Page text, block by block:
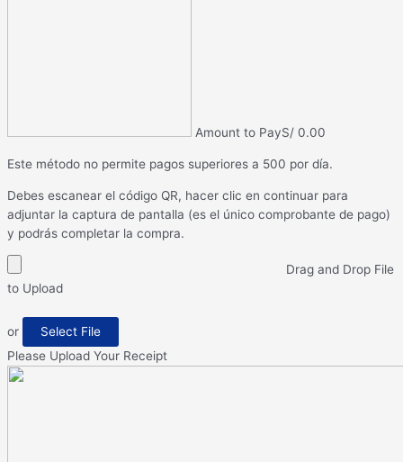
Amount to PayS/ 0.00
Este método no permite pagos superiores a 500 por día.
Debes escanear el código QR, hacer clic en continuar para
adjuntar la captura de pantalla (es el único comprobante de pago)
y podrás completar la compra.
Drag and Drop File
to Upload
or
Select File
Please Upload Your Receipt